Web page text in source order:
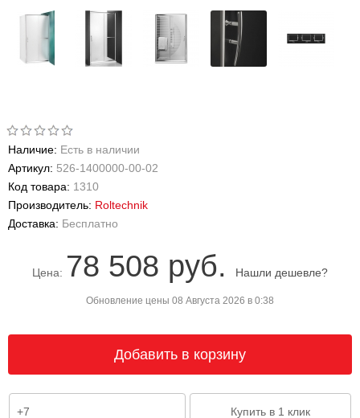
Наличие: Есть в наличии
Артикул: 526-1400000-00-02
Код товара: 1310
Производитель: Roltechnik
Доставка: Бесплатно
Цена: 78 508 руб. Нашли дешевле?
Обновление цены 08 Августа 2026 в 0:38